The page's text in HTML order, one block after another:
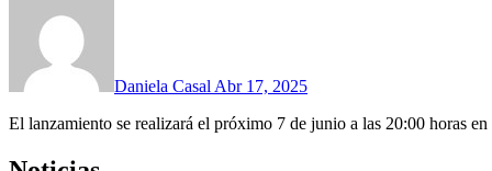
Daniela Casal Abr 17, 2025
El lanzamiento se realizará el próximo 7 de junio a las 20:00 horas en